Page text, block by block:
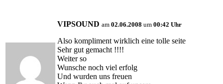
VIPSOUND am 02.06.2008 um 00:42 Uhr
Also kompliment wirklich eine tolle seite
Sehr gut gemacht !!!!
Weiter so
Wunsche noch viel erfolg
Und wurden uns freuen